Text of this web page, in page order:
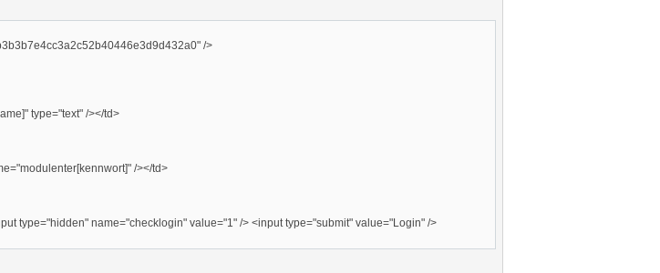
/>
type="text" /></td>
/></td>
type="hidden" name="checklogin" value="1" /> <input type="submit" value="Login" />